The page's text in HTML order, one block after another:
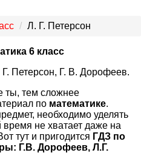
Л. Г. Петерсон
6 класс
Г. Петерсон, Г. В. Дорофеев.
ты, тем сложнее
по математике.
необходимо уделять
не хватает даже на
тут и пригодится ГДЗ по
Г.В. Дорофеев, Л.Г.